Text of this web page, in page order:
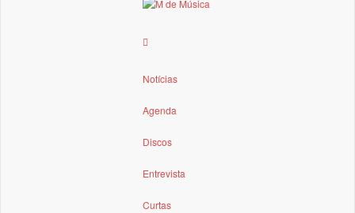
Notícias
Agenda
Discos
Entrevista
Curtas